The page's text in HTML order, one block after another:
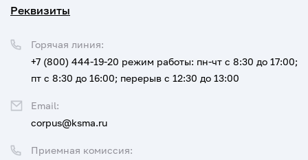
Реквизиты
Приемная комиссия:
Горячая линия:
+7 (800) 444-19-20 режим работы: пн-чт с 8:30 до 17:00;
пт с 8:30 до 16:00; перерыв с 12:30 до 13:00
Email:
corpus@ksma.ru